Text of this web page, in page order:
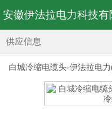
安徽伊法拉电力科技有
供应信息
白城冷缩电缆头-伊法拉电